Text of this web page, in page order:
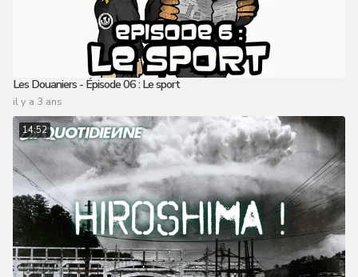
Les Douaniers - Épisode 06 : Le sport
il y a 3 ans
14:52